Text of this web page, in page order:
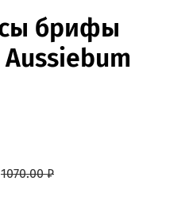
брифы
1070.00 ₽